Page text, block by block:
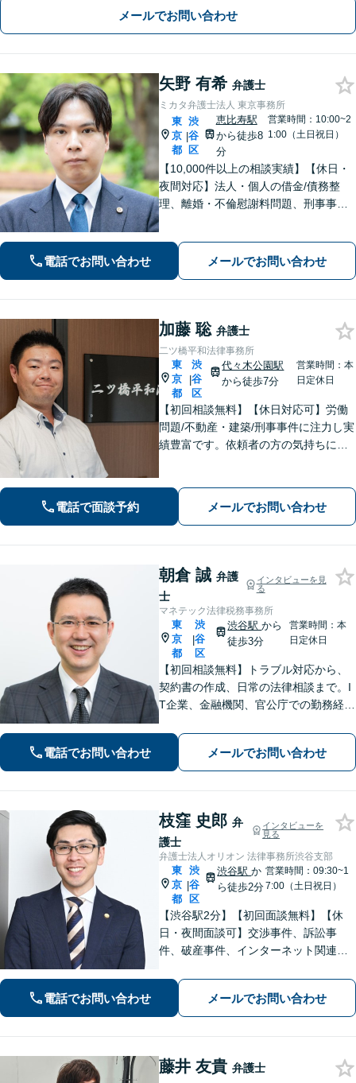
メールでお問い合わせ
矢野 有希 弁護士
ミカタ弁護士法人 東京事務所
東
京
都
|
渋
谷
区
恵比寿駅
から徒歩8
分
営業時間：10:00~2
1:00（土日祝日）
【10,000件以上の相談実績】【休日・
夜間対応】法人・個人の借金/債務整
理、離婚・不倫慰謝料問題、刑事事
応いたします。
電話でお問い合わせ メールでお問い合わせ
加藤 聡 弁護士
二ツ橋平和法律事務所
東
京
都
|
渋
谷
区
代々木公園駅
から徒歩7分
営業時間：本
日定休日
【初回相談無料】【休日対応可】労働
問題/不動産・建築/刑事事件に注力し実
績豊富です。依頼者の方の気持ちに寄
電話で面談予約 メールでお問い合わせ
朝倉 誠 弁護
士
インタビューを見
る
マネテック法律税務事務所
東
京
都
|
渋
谷
区
渋谷駅から
徒歩3分
営業時間：本
日定休日
【初回相談無料】トラブル対応から、
契約書の作成、日常の法律相談まで。I
T企業、金融機関、官公庁での勤務経験
を解決に導きます。【電話・メール・
WEB面談可】【渋谷駅6分】
電話でお問い合わせ メールでお問い合わせ
枝窪 史郎 弁
護士
インタビューを
見る
弁護士法人オリオン 法律事務所渋谷支部
東
京
都
|
渋
谷
区
渋谷駅か
ら徒歩2分
営業時間：09:30~1
7:00（土日祝日）
【渋谷駅2分】【初回面談無料】【休
日・夜間面談可】交渉事件、訴訟事
件、破産事件、インターネット関連事
件など多様な法律問題に対応いたしま
す。法律問題を抱えるお客様の不安を
解消し、迅速に解決策を提供いたしま
す。
電話でお問い合わせ メールでお問い合わせ
藤井 友貴 弁護士